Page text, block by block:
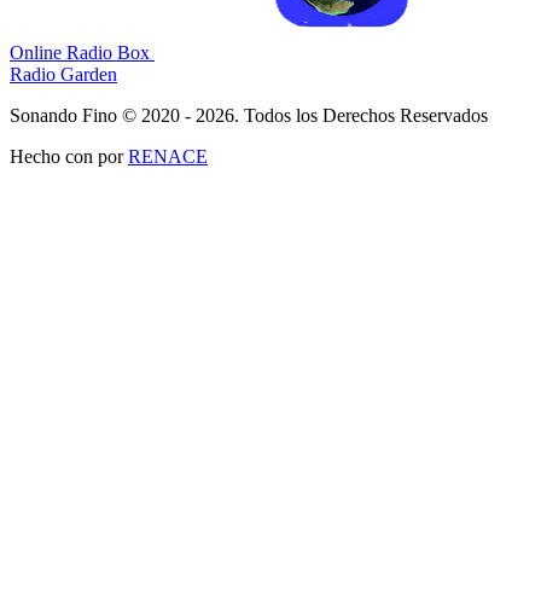
Online Radio Box
Radio Garden
Sonando Fino © 2020 - 2026. Todos los Derechos Reservados
Hecho con porRENACE